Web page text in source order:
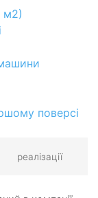
м2)
поверсі
реалізації